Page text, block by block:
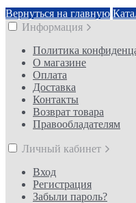
Вернуться на главную
Информация
Политика
О магазине
Оплата
Доставка
Контакты
Возврат товара
Правообладателям
Личный кабинет
Вход
Регистрация
Забыли пароль?